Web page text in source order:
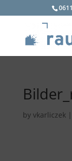
by vkarliczek|